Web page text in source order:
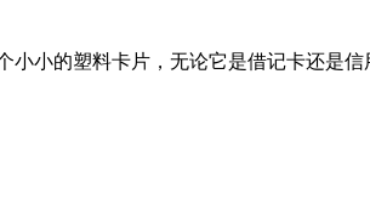
小小的塑料卡片，无论它是借记卡还是